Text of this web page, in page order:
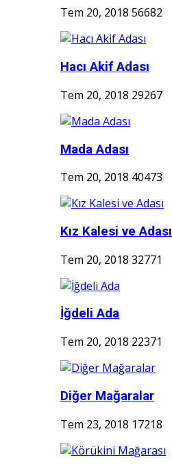
Tem 20, 2018 56682
Hacı Akif Adası
Tem 20, 2018 29267
Mada Adası
Tem 20, 2018 40473
Kız Kalesi ve Adası
Tem 20, 2018 32771
İğdeli Ada
Tem 20, 2018 22371
Diğer Mağaralar
Tem 23, 2018 17218